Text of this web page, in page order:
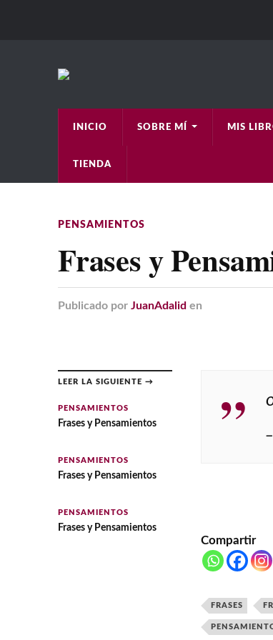
INICIO SOBRE MÍ MIS
TIENDA
PENSAMIENTOS
Frases y
Publicado por JuanAdalid en
LEER LA SIGUIENTE →
PENSAMIENTOS
Frases y Pensamientos
PENSAMIENTOS
Frases y Pensamientos
PENSAMIENTOS
Frases y Pensamientos
Compartir
FRASES